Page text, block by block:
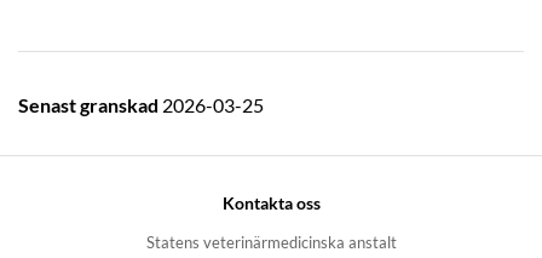
Senast granskad 2026-03-25
Kontakta oss
Statens veterinärmedicinska anstalt